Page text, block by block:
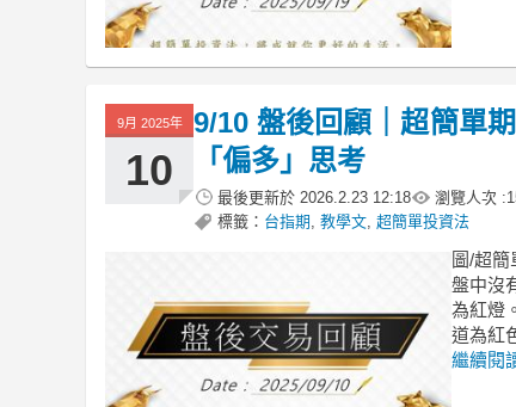
9月 2025年
10
9/10 盤後回顧｜超簡單
「偏多」思考
最後更新於 2026.2.23 12:18 瀏覽人次 :
標籤： 台指期 教學文 超簡單投資法
圖/超
盤中沒
為紅燈
道為紅
繼續閱